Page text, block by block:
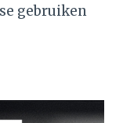
gebruiken